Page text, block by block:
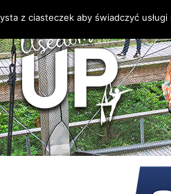
z ciasteczek aby świadczyć